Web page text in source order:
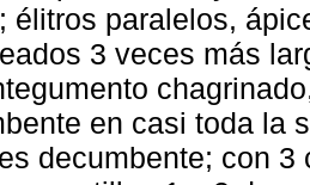
élitros paralelos,
3 veces más
en casi toda la
decumbente; con